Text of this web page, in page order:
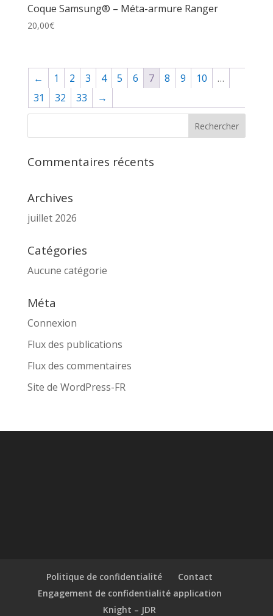
Coque Samsung® – Méta-armure Ranger
20,00€
← 1 2 3 4 5 6 7 8 9 10
…
31
32 33 →
Commentaires récents
Archives
juillet 2026
Catégories
Aucune catégorie
Méta
Connexion
Flux des publications
Flux des commentaires
Site de WordPress-FR
Politique de confidentialité
Contact
Engagement de confidentialité application
Knight – JDR